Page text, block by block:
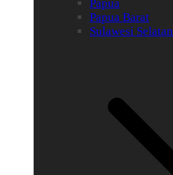
Papua
Papua Barat
Sulawesi Selatan